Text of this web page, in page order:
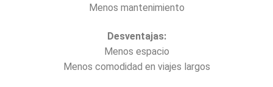
Menos mantenimiento
Desventajas:
Menos espacio
Menos comodidad en viajes largos